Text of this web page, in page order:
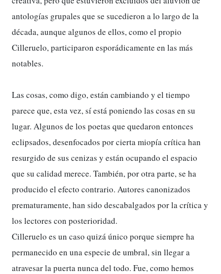
antologías grupales que se sucedieron a lo largo de la
década, aunque algunos de ellos, como el propio
Cilleruelo, participaron esporádicamente en las más
notables.
Las cosas, como digo, están cambiando y el tiempo
parece que, esta vez, sí está poniendo las cosas en su
lugar. Algunos de los poetas que quedaron entonces
eclipsados, desenfocados por cierta miopía crítica han
resurgido de sus cenizas y están ocupando el espacio
que su calidad merece. También, por otra parte, se ha
producido el efecto contrario. Autores canonizados
prematuramente, han sido descabalgados por la crítica y
los lectores con posterioridad.
Cilleruelo es un caso quizá único porque siempre ha
permanecido en una especie de umbral, sin llegar a
atravesar la puerta nunca del todo. Fue, como hemos